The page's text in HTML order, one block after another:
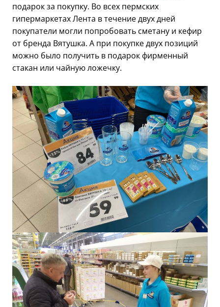
подарок за покупку. Во всех пермских
гипермаркетах Лента в течение двух дней
покупатели могли попробовать сметану и кефир
от бренда Вятушка. А при покупке двух позиций
можно было получить в подарок фирменный
стакан или чайную ложечку.